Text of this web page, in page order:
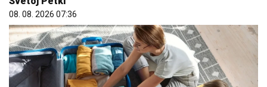
08. 08. 2026 07:36